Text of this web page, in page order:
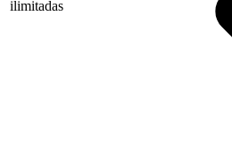
ilimitadas